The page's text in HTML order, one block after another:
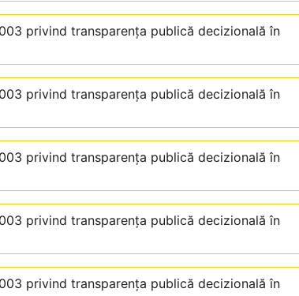
privind transparenţa publică decizională în
privind transparenţa publică decizională în
privind transparenţa publică decizională în
privind transparenţa publică decizională în
privind transparenţa publică decizională în